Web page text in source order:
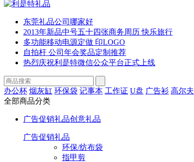
东莞礼品公司哪家好
2013年新品中号五十四张商务周历 快乐旅行
多功能移动电源定做 印LOGO
自拍杆 公司年会奖品定制推荐
热烈庆祝利是特微信公众平台正式上线
办公杯 烟灰缸 环保袋 记事本 工作证 U盘 广告衫 高尔夫
全部商品分类
广告促销礼品创意礼品
广告促销礼品
环保/纺布袋
指甲剪